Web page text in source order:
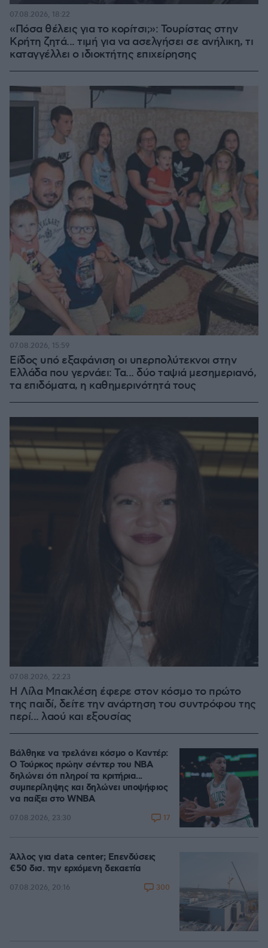
«Πόσα θέλεις για το κορίτσι;»: Τουρίστας στην
Κρήτη ζητά... τιμή για να ασελγήσει σε ανήλικη, τι
καταγγέλλει ο ιδιοκτήτης επιχείρησης
07.08.2026, 18:22
Είδος υπό εξαφάνιση οι υπερπολύτεκνοι στην
Ελλάδα που γερνάει: Τα... δύο ταψιά μεσημεριανό,
τα επιδόματα, η καθημερινότητά τους
07.08.2026, 15:59
Η Λίλα Μπακλέση έφερε στον κόσμο το πρώτο
της παιδί, δείτε την ανάρτηση του συντρόφου της
περί... λαού και εξουσίας
07.08.2026, 22:23
Βάλθηκε να τρελάνει κόσμο ο Καντέρ:
Ο Τούρκος πρώην σέντερ του NBA
δηλώνει ότι πληροί τα κριτήρια...
συμπερίληψης και δηλώνει υποψήφιος
να παίξει στο WNBA
07.08.2026, 23:30 17
Άλλος για data center; Επενδύσεις
€50 δισ. την ερχόμενη δεκαετία
07.08.2026, 20:16 300